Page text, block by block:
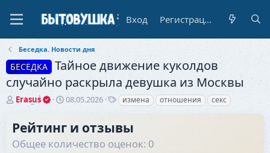
Вход Регистрация
Беседка. Новости дня
БЕСЕДКА
Тайное движение куколдов
случайно раскрыла девушка из Москвы
А
о
р
Erasus
Д
н
08.05.2026
Т
и
измена отношения секс
Рейтинг и отзывы
Общее количество оценок: 0